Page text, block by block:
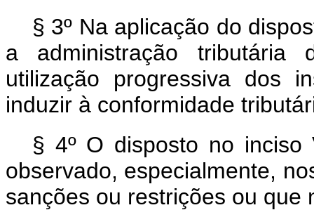
§ 3º Na aplicação do
a administração tributária
utilização progressiva dos
induzir à conformidade
§ 4º O disposto no
observado, especialmente,
sanções ou restrições ou que